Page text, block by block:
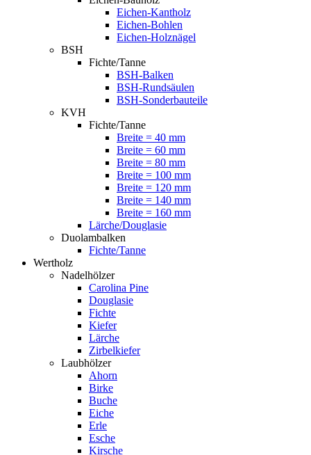
Eichen-Kantholz
Eichen-Bohlen
Eichen-Holznägel
BSH
Fichte/Tanne
BSH-Balken
BSH-Rundsäulen
BSH-Sonderbauteile
KVH
Fichte/Tanne
Breite = 40 mm
Breite = 60 mm
Breite = 80 mm
Breite = 100 mm
Breite = 120 mm
Breite = 140 mm
Breite = 160 mm
Lärche/Douglasie
Duolambalken
Fichte/Tanne
Wertholz
Nadelhölzer
Carolina Pine
Douglasie
Fichte
Kiefer
Lärche
Zirbelkiefer
Laubhölzer
Ahorn
Birke
Buche
Eiche
Erle
Esche
Kirsche